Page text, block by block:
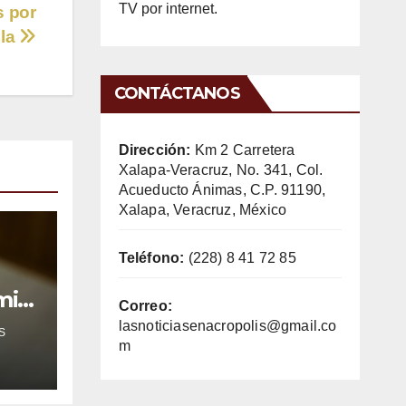
por
TV por internet.
CONTÁCTANOS
Dirección: Km 2 Carretera
Xalapa-Veracruz, No. 341, Col.
Acueducto Ánimas, C.P. 91190,
Xalapa, Veracruz, México
Teléfono: (228) 8 41 72 85
Correo:
lasnoticiasenacropolis@gmail.co
m